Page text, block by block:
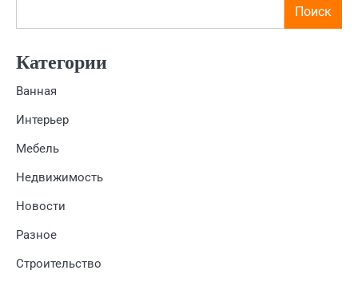
Поиск
Категории
Ванная
Интерьер
Мебель
Недвижимость
Новости
Разное
Строительство